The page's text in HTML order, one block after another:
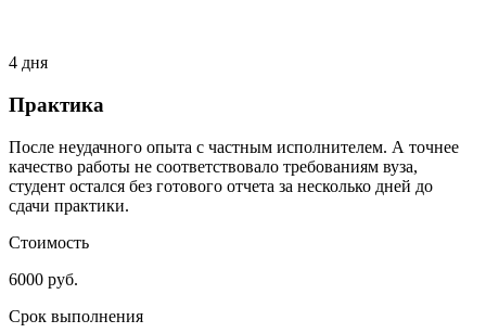
4 дня
Практика
После неудачного опыта с частным исполнителем. А точнее
качество работы не соответствовало требованиям вуза,
студент остался без готового отчета за несколько дней до
сдачи практики.
Стоимость
6000 руб.
Срок выполнения